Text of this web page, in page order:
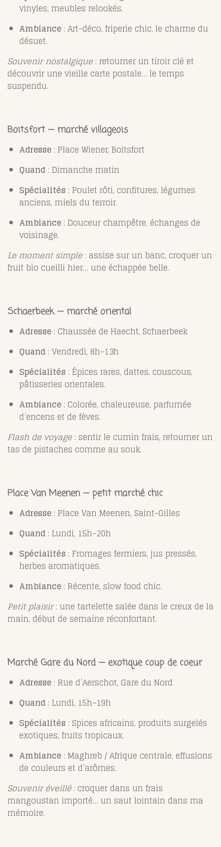
vinyles, meubles relookés.
Ambiance : Art-déco, friperie chic, le charme du
désuet.
Souvenir nostalgique : retourner un tiroir clé et
découvrir une vieille carte postale… le temps
suspendu.
Boitsfort — marché villageois
Adresse : Place Wiener, Boitsfort
Quand : Dimanche matin
Spécialités : Poulet rôti, confitures, légumes
anciens, miels du terroir.
Ambiance : Douceur champêtre, échanges de
voisinage.
Le moment simple : assise sur un banc, croquer un
fruit bio cueilli hier… une échappée belle.
Schaerbeek — marché oriental
Adresse : Chaussée de Haecht, Schaerbeek
Quand : Vendredi, 8h–13h
Spécialités : Épices rares, dattes, couscous,
pâtisseries orientales.
Ambiance : Colorée, chaleureuse, parfumée
d’encens et de fèves.
Flash de voyage : sentir le cumin frais, retourner un
tas de pistaches comme au souk.
Place Van Meenen — petit marché chic
Adresse : Place Van Meenen, Saint-Gilles
Quand : Lundi, 15h–20h
Spécialités : Fromages fermiers, jus pressés,
herbes aromatiques.
Ambiance : Récente, slow food chic.
Petit plaisir: une tartelette salée dans le creux de la
main, début de semaine réconfortant.
Marché Gare du Nord — exotique coup de coeur
Adresse : Rue d’Aerschot, Gare du Nord
Quand : Lundi, 15h–19h
Spécialités : Spices africains, produits surgelés
exotiques, fruits tropicaux.
Ambiance : Maghreb / Afrique centrale, effusions
de couleurs et d’arômes.
Souvenir éveillé: croquer dans un frais
mangoustan importé… un saut lointain dans ma
mémoire.